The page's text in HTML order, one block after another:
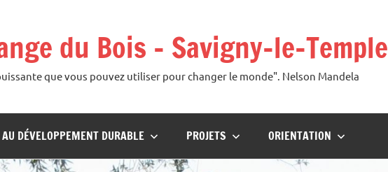
du Bois – Savigny-le-Temple
que vous pouvez utiliser pour changer le monde". Nelson Mandela
DÉVELOPPEMENT DURABLE PROJETS ORIENTATION